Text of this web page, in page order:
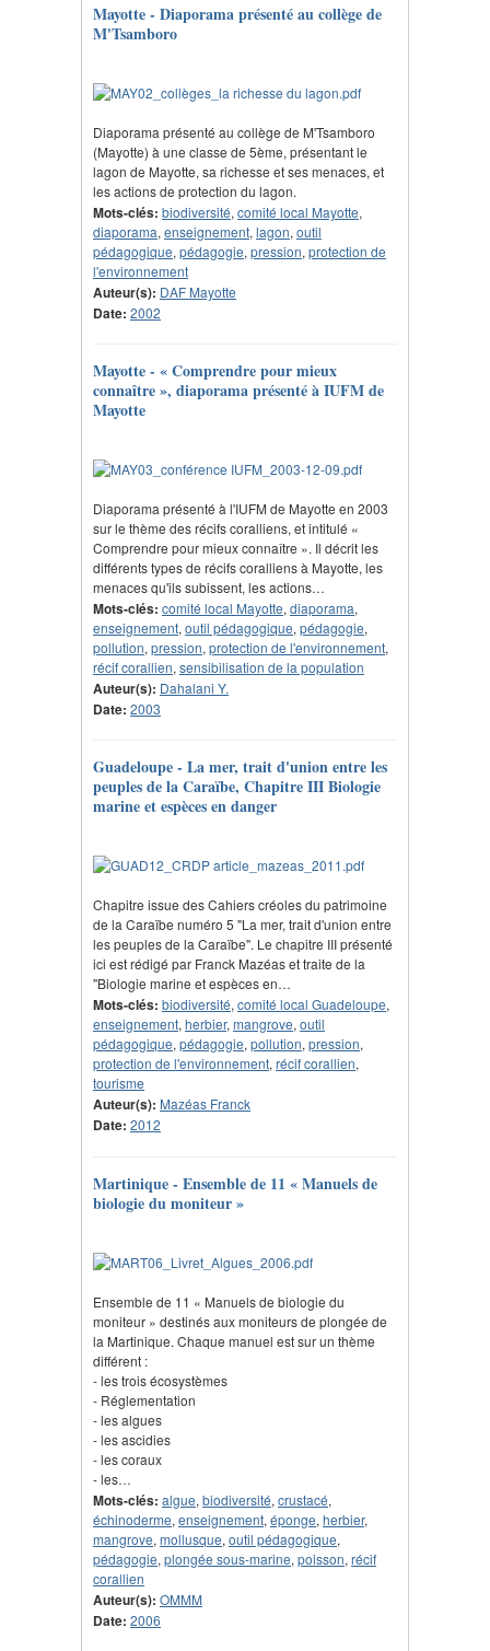
Mayotte - Diaporama présenté au collège de
M'Tsamboro
Diaporama présenté au collège de M'Tsamboro
(Mayotte) à une classe de 5ème, présentant le
lagon de Mayotte, sa richesse et ses menaces, et
les actions de protection du lagon.
Mots-clés: biodiversité, comité local Mayotte,
diaporama, enseignement, lagon, outil
pédagogique, pédagogie, pression, protection de
l'environnement
Auteur(s): DAF Mayotte
Date: 2002
Mayotte - « Comprendre pour mieux
connaître », diaporama présenté à IUFM de
Mayotte
Diaporama présenté à l'IUFM de Mayotte en 2003
sur le thème des récifs coralliens, et intitulé «
Comprendre pour mieux connaître ». Il décrit les
différents types de récifs coralliens à Mayotte, les
menaces qu'ils subissent, les actions…
Mots-clés: comité local Mayotte, diaporama,
enseignement, outil pédagogique, pédagogie,
pollution, pression, protection de l'environnement,
récif corallien, sensibilisation de la population
Auteur(s): Dahalani Y.
Date: 2003
Guadeloupe - La mer, trait d'union entre les
peuples de la Caraïbe, Chapitre III Biologie
marine et espèces en danger
Chapitre issue des Cahiers créoles du patrimoine
de la Caraïbe numéro 5 "La mer, trait d'union entre
les peuples de la Caraïbe". Le chapitre III présenté
ici est rédigé par Franck Mazéas et traite de la
"Biologie marine et espèces en…
Mots-clés: biodiversité, comité local Guadeloupe,
enseignement, herbier, mangrove, outil
pédagogique, pédagogie, pollution, pression,
protection de l'environnement, récif corallien,
tourisme
Auteur(s): Mazéas Franck
Date: 2012
Martinique - Ensemble de 11 « Manuels de
biologie du moniteur »
Ensemble de 11 « Manuels de biologie du
moniteur » destinés aux moniteurs de plongée de
la Martinique. Chaque manuel est sur un thème
différent :
- les trois écosystèmes
- Réglementation
- les algues
- les ascidies
- les coraux
- les…
Mots-clés: algue, biodiversité, crustacé,
échinoderme, enseignement, éponge, herbier,
mangrove, mollusque, outil pédagogique,
pédagogie, plongée sous-marine, poisson, récif
corallien
Auteur(s): OMMM
Date: 2006